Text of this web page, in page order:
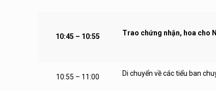
10:45 – 10:55 Trao chứng nhận, hoa cho
10:55 – 11:00 Di chuyển về các tiểu ban